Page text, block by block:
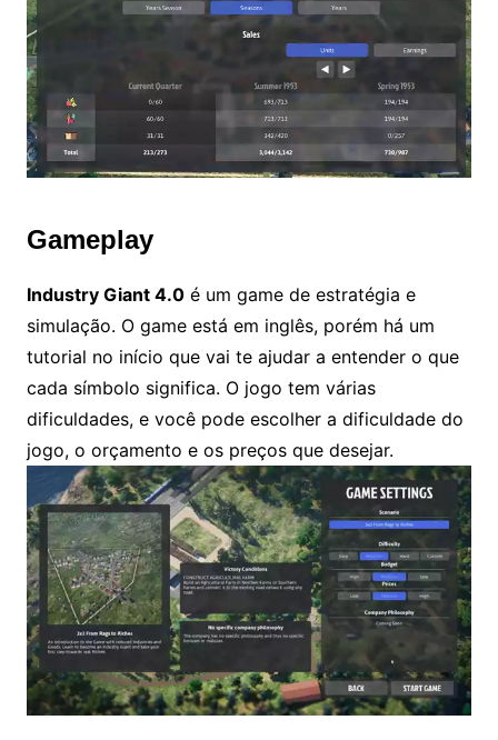
Gameplay
Industry Giant 4.0é um game de estratégia e
simulação. O game está em inglês, porém há um
tutorial no início que vai te ajudar a entender o que
cada símbolo significa. O jogo tem várias
dificuldades, e você pode escolher a dificuldade do
jogo, o orçamento e os preços que desejar.